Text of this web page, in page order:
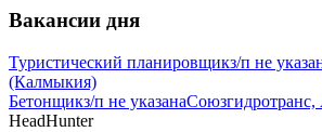
Вакансии дня
Туристический планировщикз/п не
(Калмыкия)
Бетонщикз/п не указана
HeadHunter